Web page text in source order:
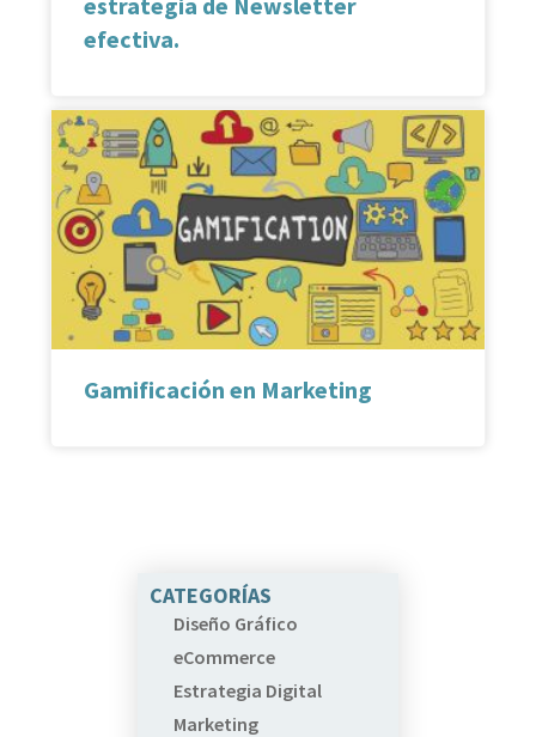
efectiva.
Gamificación en Marketing
CATEGORÍAS
Diseño Gráfico
eCommerce
Estrategia Digital
Marketing